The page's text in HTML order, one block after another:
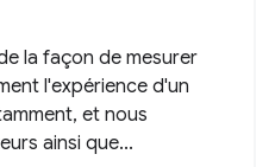
la façon de mesurer
l'expérience d'un
et nous
ainsi que...